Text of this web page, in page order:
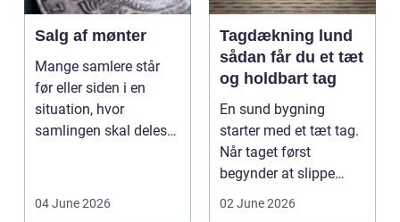
Salg af mønter
Mange samlere står
før eller siden i en
situation, hvor
samlingen skal deles
04 June 2026
Tagdækning lund
sådan får du et tæt
og holdbart tag
En sund bygning
starter med et tæt tag.
Når taget først
begynder at slippe
vand ind, kan skaderne
02 June 2026